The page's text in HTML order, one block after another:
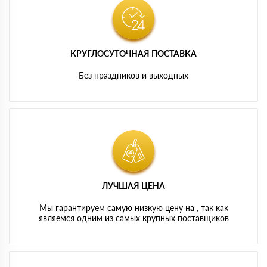
КРУГЛОСУТОЧНАЯ ПОСТАВКА
Без праздников и выходных
ЛУЧШАЯ ЦЕНА
Мы гарантируем самую низкую цену на , так как
являемся одним из самых крупных поставщиков